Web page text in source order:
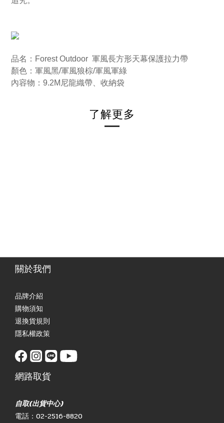
品名：Forest Outdoor 軍風長方形天幕保護拉力帶
顏色：軍風黑/軍風狼棕/軍風軍綠
內容物：9.2M尼龍織帶、收納袋
了解更多
關於我們
品牌介紹
購物須知
退換貨規則
隱私權政策
網路取貨
自取(出貨中心)
電話：02-2516-8820